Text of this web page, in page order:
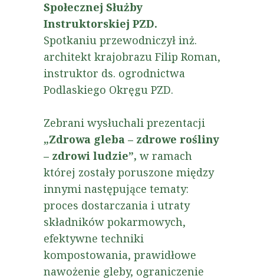
Społecznej Służby
Instruktorskiej PZD.
Spotkaniu przewodniczył inż.
architekt krajobrazu Filip Roman,
instruktor ds. ogrodnictwa
Podlaskiego Okręgu PZD.
Zebrani wysłuchali prezentacji
„Zdrowa gleba – zdrowe rośliny
– zdrowi ludzie”, w ramach
której zostały poruszone między
innymi następujące tematy:
proces dostarczania i utraty
składników pokarmowych,
efektywne techniki
kompostowania, prawidłowe
nawożenie gleby, ograniczenie